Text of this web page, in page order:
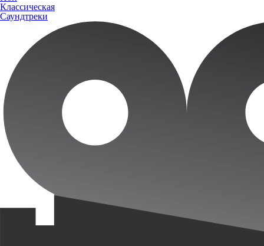
Классическая
Саундтреки